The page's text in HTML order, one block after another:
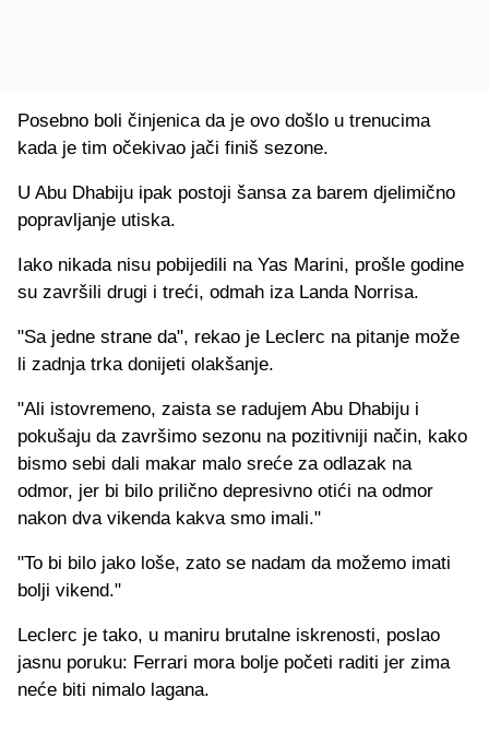
Posebno boli činjenica da je ovo došlo u trenucima
kada je tim očekivao jači finiš sezone.
U Abu Dhabiju ipak postoji šansa za barem djelimično
popravljanje utiska.
Iako nikada nisu pobijedili na Yas Marini, prošle godine
su završili drugi i treći, odmah iza Landa Norrisa.
"Sa jedne strane da", rekao je Leclerc na pitanje može
li zadnja trka donijeti olakšanje.
"Ali istovremeno, zaista se radujem Abu Dhabiju i
pokušaju da završimo sezonu na pozitivniji način, kako
bismo sebi dali makar malo sreće za odlazak na
odmor, jer bi bilo prilično depresivno otići na odmor
nakon dva vikenda kakva smo imali."
"To bi bilo jako loše, zato se nadam da možemo imati
bolji vikend."
Leclerc je tako, u maniru brutalne iskrenosti, poslao
jasnu poruku: Ferrari mora bolje početi raditi jer zima
neće biti nimalo lagana.